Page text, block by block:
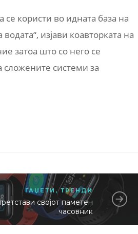
користи во идната база на
изјави коавторката на
затоа што со него се
системи за
ГАЏЕТИ ,ТРЕНДИ
својот паметен
часовник